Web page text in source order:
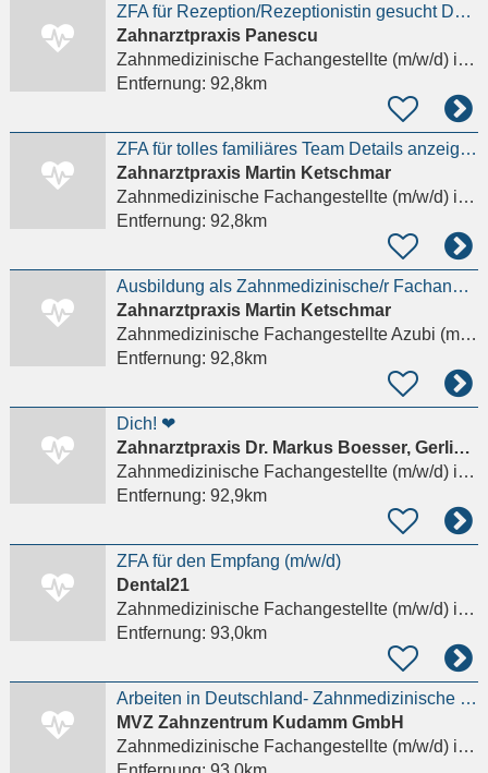
ZFA für Rezeption/Rezeptionistin gesucht Details anzeigen
Zahnarztpraxis Panescu
Zahnmedizinische Fachangestellte (m/w/d)in Berlin
Entfernung: 92,8km
ZFA für tolles familiäres Team Details anzeigen
Zahnarztpraxis Martin Ketschmar
Zahnmedizinische Fachangestellte (m/w/d)in Berlin
Entfernung: 92,8km
Ausbildung als Zahnmedizinische/r Fachangestellte/r (m/w/d)
Zahnarztpraxis Martin Ketschmar
Zahnmedizinische Fachangestellte Azubi (m/w/d)
Entfernung: 92,8km
Dich! ❤
Zahnarztpraxis Dr. Markus Boesser, Gerlinde Pambor und Leonie Boesser
Zahnmedizinische Fachangestellte (m/w/d)in Berlin
Entfernung: 92,9km
ZFA für den Empfang (m/w/d)
Dental21
Zahnmedizinische Fachangestellte (m/w/d)in Berlin, Pankow
Entfernung: 93,0km
Arbeiten in Deutschland- Zahnmedizinische Fachangestellte (ZFA) (m/w/d)
MVZ Zahnzentrum Kudamm GmbH
Zahnmedizinische Fachangestellte (m/w/d)in Berlin